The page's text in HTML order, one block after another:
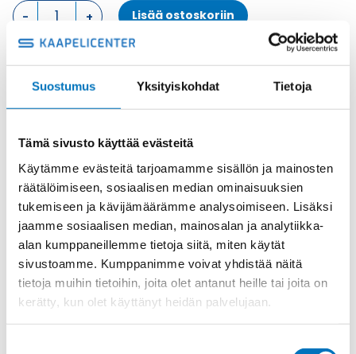
Suostumus Yksityiskohdat Tietoja
Tämä sivusto käyttää evästeitä
Käytämme evästeitä tarjoamamme sisällön ja mainosten
räätälöimiseen, sosiaalisen median ominaisuuksien
tukemiseen ja kävijämäärämme analysoimiseen. Lisäksi
jaamme sosiaalisen median, mainosalan ja analytiikka-
alan kumppaneillemme tietoja siitä, miten käytät
sivustoamme. Kumppanimme voivat yhdistää näitä
tietoja muihin tietoihin, joita olet antanut heille tai joita on
kerätty, kun olet käyttänyt heidän palvelujaan.
KOTELON
YLÄOSA,
2
YLÄOSA
määrä
Lisää ostoskoriin
Metalli
Osasto ILME -moninapaliittimet,Kotelon yläosa,Kotelot
Toimitusaika: 1-7 päivää
Toimituskulut 35kg:n asti 25€.
Yli 35kg:n toimituskulut toteutuneiden kulujen mukaan.
Valmistaja
ILME S.p.A
Koko
size "77.27"
Materiaali
Metalli
Käyttölämpötila
'-40 °C...+125 °C